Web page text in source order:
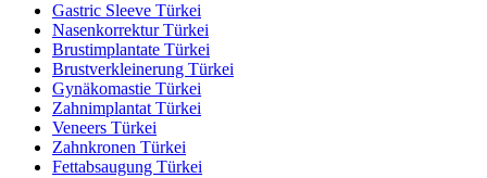
Gastric Sleeve Türkei
Nasenkorrektur Türkei
Brustimplantate Türkei
Brustverkleinerung Türkei
Gynäkomastie Türkei
Zahnimplantat Türkei
Veneers Türkei
Zahnkronen Türkei
Fettabsaugung Türkei